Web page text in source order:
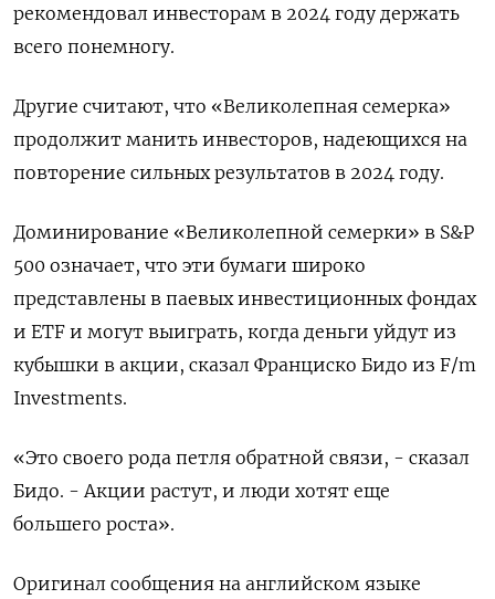
рекомендовал инвесторам в 2024 году держать
всего понемногу.
Другие считают, что «Великолепная семерка»
продолжит манить инвесторов, надеющихся на
повторение сильных результатов в 2024 году.
Доминирование «Великолепной семерки» в S&P
500 означает, что эти бумаги широко
представлены в паевых инвестиционных фондах
и ETF и могут выиграть, когда деньги уйдут из
кубышки в акции, сказал Франциско Бидо из F/m
Investments.
«Это своего рода петля обратной связи, - сказал
Бидо. - Акции растут, и люди хотят еще
большего роста».
Оригинал сообщения на английском языке